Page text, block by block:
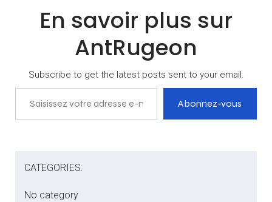
En savoir plus sur
AntRugeon
Subscribe to get the latest posts sent to your email.
Saisissez votre adresse e-mail…
Abonnez-vous
CATEGORIES:
No category